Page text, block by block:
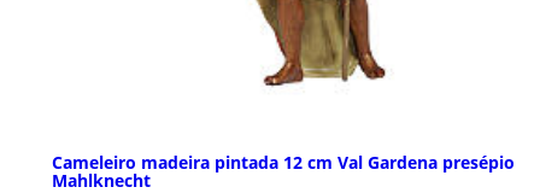
Cameleiro madeira pintada 12 cm Val Gardena presépio
Mahlknecht